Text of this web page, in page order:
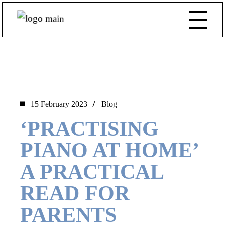
15 February 2023 Blog
‘PRACTISING
PIANO AT HOME’
A PRACTICAL
READ FOR
PARENTS